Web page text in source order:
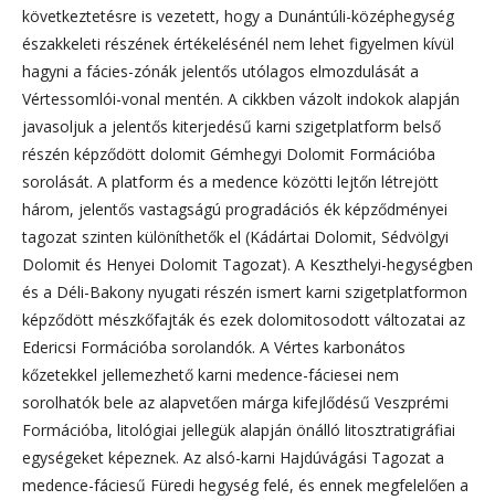
következtetésre is vezetett, hogy a Dunántúli-középhegység
északkeleti részének értékelésénél nem lehet figyelmen kívül
hagyni a fácies-zónák jelentős utólagos elmozdulását a
Vértessomlói-vonal mentén. A cikkben vázolt indokok alapján
javasoljuk a jelentős kiterjedésű karni szigetplatform belső
részén képződött dolomit Gémhegyi Dolomit Formációba
sorolását. A platform és a medence közötti lejtőn létrejött
három, jelentős vastagságú progradációs ék képződményei
tagozat szinten különíthetők el (Kádártai Dolomit, Sédvölgyi
Dolomit és Henyei Dolomit Tagozat). A Keszthelyi-hegységben
és a Déli-Bakony nyugati részén ismert karni szigetplatformon
képződött mészkőfajták és ezek dolomitosodott változatai az
Edericsi Formációba sorolandók. A Vértes karbonátos
kőzetekkel jellemezhető karni medence-fáciesei nem
sorolhatók bele az alapvetően márga kifejlődésű Veszprémi
Formációba, litológiai jellegük alapján önálló litosztratigráfiai
egységeket képeznek. Az alsó-karni Hajdúvágási Tagozat a
medence-fáciesű Füredi hegység felé, és ennek megfelelően a